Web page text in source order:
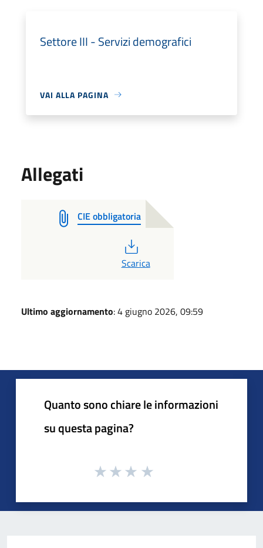
Settore III - Servizi demografici
VAI ALLA PAGINA
Allegati
CIE obbligatoria
PDF
Scarica
Ultimo aggiornamento: 4 giugno 2026, 09:59
Quanto sono chiare le informazioni
su questa pagina?